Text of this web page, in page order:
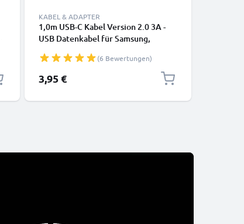
KABEL & ADAPTER
1,0m USB-C Kabel Version 2.0 3A -
USB Datenkabel für Samsung,
Canon, Panasonic Lumix, Sony,
GoPro uvm PVC schwarz
(6 Bewertungen)
3,95 €